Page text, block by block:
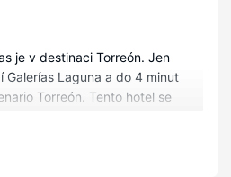
je v destinaci Torreón. Jen
Galerías Laguna a do 4 minut
Torreón. Tento hotel se